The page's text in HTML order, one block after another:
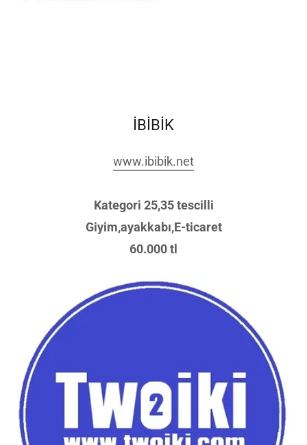
İBİBİK
www.ibibik.net
Kategori 25,35 tescilli
Giyim,ayakkabı,E-ticaret
60.000 tl